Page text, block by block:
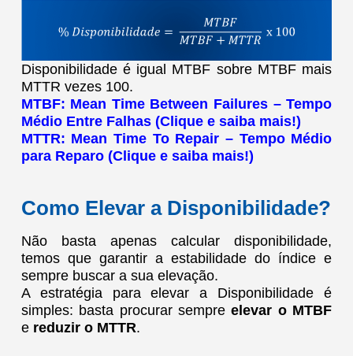
Disponibilidade é igual MTBF sobre MTBF mais
MTTR vezes 100.
MTBF: Mean Time Between Failures – Tempo
Médio Entre Falhas (Clique e saiba mais!)
MTTR: Mean Time To Repair – Tempo Médio
para Reparo (Clique e saiba mais!)
Como Elevar a Disponibilidade?
Não basta apenas calcular disponibilidade,
temos que garantir a estabilidade do índice e
sempre buscar a sua elevação.
A estratégia para elevar a Disponibilidade é
simples: basta procurar sempreelevar o MTBF
e reduzir o MTTR.